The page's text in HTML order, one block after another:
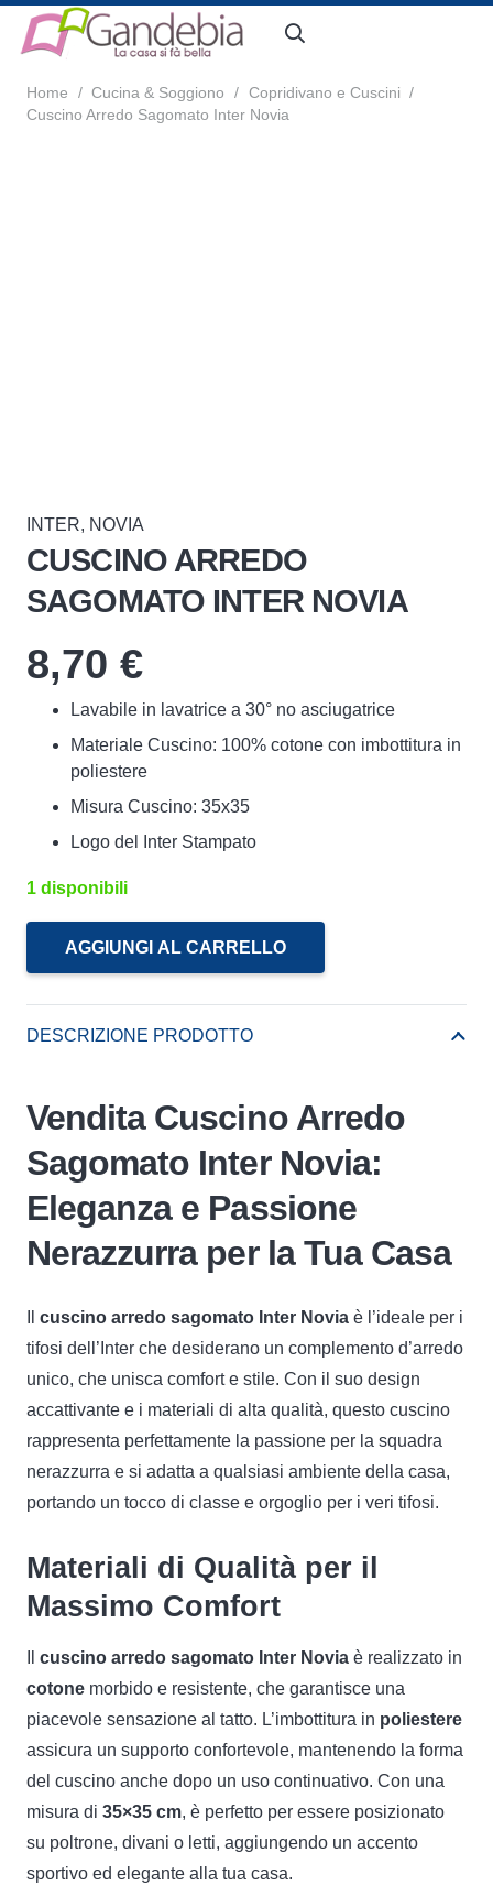
Home / Cucina & Soggiono / Copridivano e Cuscini /
Cuscino Arredo Sagomato Inter Novia
INTER, NOVIA
CUSCINO ARREDO
SAGOMATO INTER NOVIA
8,70 €
Lavabile in lavatrice a 30° no asciugatrice
Materiale Cuscino: 100% cotone con imbottitura in
poliestere
Misura Cuscino: 35x35
Logo del Inter Stampato
1 disponibili
quantità
AGGIUNGI AL CARRELLO
DESCRIZIONE PRODOTTO
Vendita Cuscino Arredo
Sagomato Inter Novia:
Eleganza e Passione
Nerazzurra per la Tua Casa
cuscino arredo sagomato Inter Novia è l’ideale per i
tifosi dell’Inter che desiderano un complemento d’arredo
unico, che unisca comfort e stile. Con il suo design
accattivante e i materiali di alta qualità, questo cuscino
rappresenta perfettamente la passione per la squadra
nerazzurra e si adatta a qualsiasi ambiente della casa,
portando un tocco di classe e orgoglio per i veri tifosi.
Materiali di Qualità per il
Massimo Comfort
cuscino arredo sagomato Inter Novia è realizzato in
cotone morbido e resistente, che garantisce una
piacevole sensazione al tatto. L’imbottitura in poliestere
assicura un supporto confortevole, mantenendo la forma
del cuscino anche dopo un uso continuativo. Con una
misura di 35×35 cm, è perfetto per essere posizionato
su poltrone, divani o letti, aggiungendo un accento
sportivo ed elegante alla tua casa.